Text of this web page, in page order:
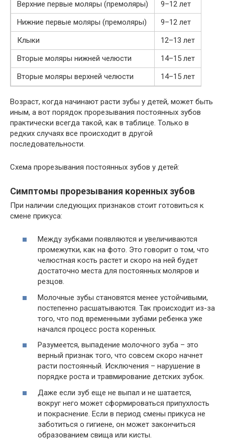
Верхние первые моляры (премоляры)
9–12 лет
Нижние первые моляры (премоляры)
9–12 лет
Клыки
12–13 лет
Вторые моляры нижней челюсти
14–15 лет
Вторые моляры верхней челюсти
14–15 лет
Возраст, когда начинают расти зубы у детей, может быть
иным, а вот порядок прорезывания постоянных зубов
практически всегда такой, как в таблице. Только в
редких случаях все происходит в другой
последовательности.
Схема прорезывания постоянных зубов у детей:
Симптомы прорезывания коренных зубов
При наличии следующих признаков стоит готовиться к
смене прикуса:
Между зубками появляются и увеличиваются
промежутки, как на фото. Это говорит о том, что
челюстная кость растет и скоро на ней будет
достаточно места для постоянных моляров и
резцов.
Молочные зубы становятся менее устойчивыми,
постепенно расшатываются. Так происходит из-за
того, что под временными зубами ребенка уже
начался процесс роста коренных.
Разумеется, выпадение молочного зуба – это
верный признак того, что совсем скоро начнет
расти постоянный. Исключения – нарушение в
порядке роста и травмирование детских зубок.
Даже если зуб еще не выпал и не шатается,
вокруг него может сформироваться припухлость
и покраснение. Если в период смены прикуса не
заботиться о гигиене, он может закончиться
образованием свища или кисты.